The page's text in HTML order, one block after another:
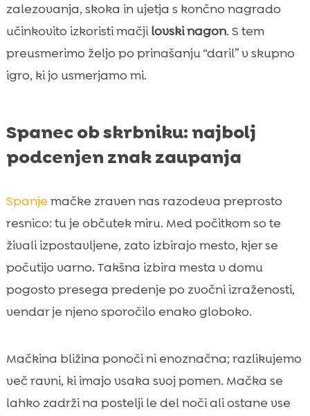
zalezovanja, skoka in ujetja s končno nagrado
učinkovito izkoristi mačjilovski nagon. S tem
preusmerimo željo po prinašanju “daril” v skupno
igro, ki jo usmerjamo mi.
Spanec ob skrbniku: najbolj
podcenjen znak zaupanja
Spanje mačke zraven nas razodeva preprosto
resnico: tu je občutek miru. Med počitkom so te
živali izpostavljene, zato izbirajo mesto, kjer se
počutijo varno. Takšna izbira mesta v domu
pogosto presega predenje po zvočni izraženosti,
vendar je njeno sporočilo enako globoko.
Mačkina bližina ponoči ni enoznačna; razlikujemo
več ravni, ki imajo vsaka svoj pomen. Mačka se
lahko zadrži na postelji le del noči ali ostane vse